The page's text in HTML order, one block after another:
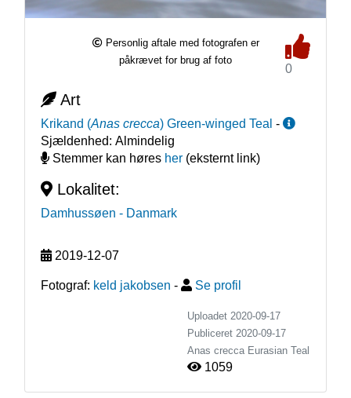
Personlig aftale med fotografen er
påkrævet for brug af foto
0
Art
Krikand (Anas crecca) Green-winged Teal -
Sjældenhed: Almindelig
Stemmer kan høres her(eksternt link)
Lokalitet:
Damhussøen - Danmark
2019-12-07
Fotograf: keld jakobsen - Se profil
Uploadet 2020-09-17
Publiceret 2020-09-17
Anas crecca Eurasian Teal
1059